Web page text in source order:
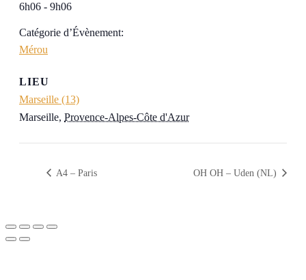
6h06 - 9h06
Catégorie d’Évènement:
Mérou
LIEU
Marseille (13)
Marseille, Provence-Alpes-Côte d'Azur
A4 – Paris OH OH – Uden (NL)